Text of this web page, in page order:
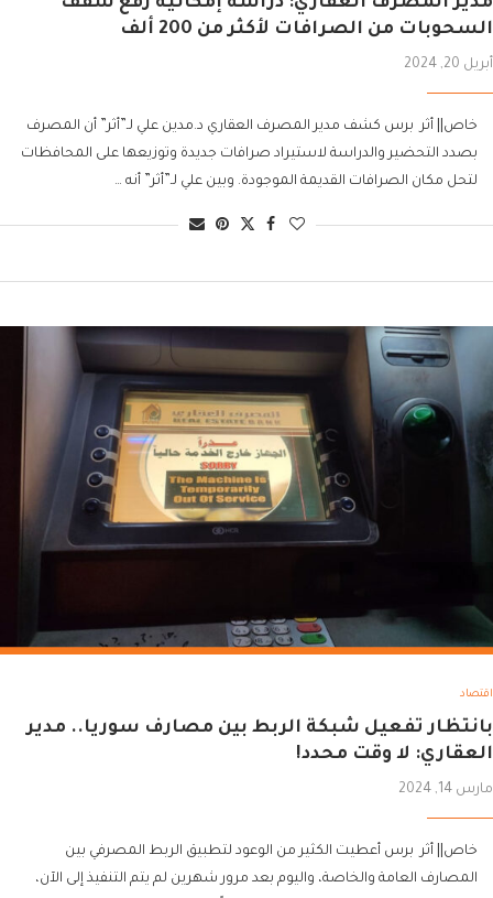
السحوبات من الصرافات لأكثر من 200 ألف
أبريل 20, 2024
خاص|| أثر برس كشف مدير المصرف العقاري د.مدين علي لـ”أثر” أن المصرف
بصدد التحضير والدراسة لاستيراد صرافات جديدة وتوزيعها على المحافظات
لتحل مكان الصرافات القديمة الموجودة. وبين علي لـ”أثر” أنه …
اقتصاد
بانتظار تفعيل شبكة الربط بين مصارف سوريا.. مدير
العقاري: لا وقت محدد!
مارس 14, 2024
خاص|| أثر برس أعطيت الكثير من الوعود لتطبيق الربط المصرفي بين
المصارف العامة والخاصة، واليوم بعد مرور شهرين لم يتم التنفيذ إلى الآن،